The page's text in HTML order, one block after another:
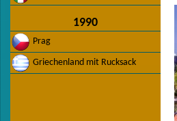
1990
Prag
Griechenland mit Rucksack